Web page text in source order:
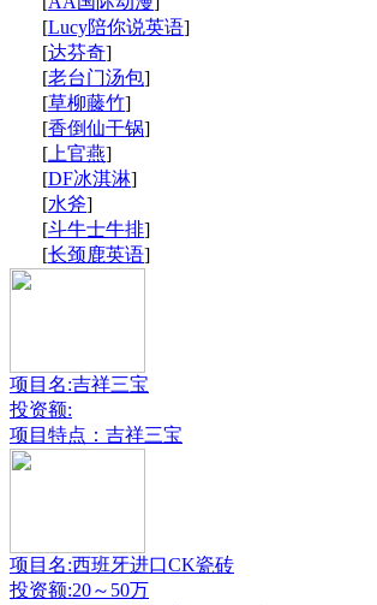
[Lucy陪你说英语]
[达芬奇]
[老台门汤包]
[草柳藤竹]
[香倒仙干锅]
[ 上官燕]
[DF冰淇淋]
[水斧]
[斗牛士牛排]
[长颈鹿英语]
项目名:吉祥三宝
投资额:
项目特点：吉祥三宝
项目名:西班牙进口CK瓷砖
投资额:20～50万